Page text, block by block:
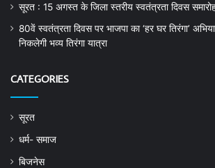
सूरत : 15 अगस्त के जिला स्तरीय स्वतंत्रता दिवस
80वें स्वतंत्रता दिवस पर भाजपा का ‘हर घर तिरंगा’
निकलेगी भव्य तिरंगा यात्रा
CATEGORIES
सूरत
धर्म- समाज
बिजनेस